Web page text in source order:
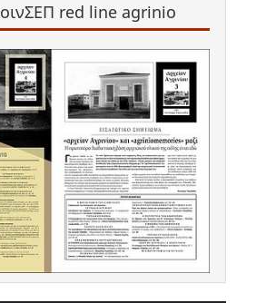
red line agrinio